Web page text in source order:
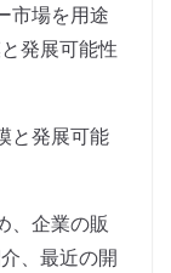
市場を用途
発展可能性
と発展可能
、企業の販
、最近の開